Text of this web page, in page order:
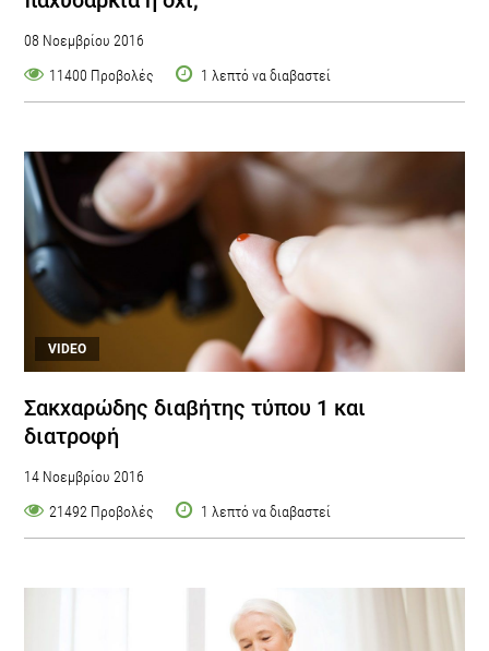
08 Νοεμβρίου 2016
11400 Προβολές
1 λεπτό να διαβαστεί
VIDEO
Σακχαρώδης διαβήτης τύπου 1 και
διατροφή
14 Νοεμβρίου 2016
21492 Προβολές
1 λεπτό να διαβαστεί